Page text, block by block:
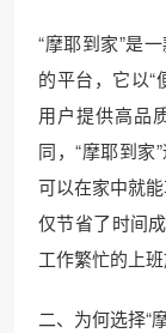
“摩耶到家”是
的平台，它以“
用户提供高品
同，“摩耶到家
可以在家中就
仅节省了时间
工作繁忙的上班
二、为何选择“